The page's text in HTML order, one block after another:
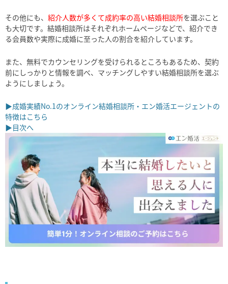
その他にも、 紹介人数が多くて成約率の高い結婚相談所を選ぶこと
も大切です。結婚相談所はそれぞれホームページなどで、紹介でき
る会員数や実際に成婚に至った人の割合を紹介しています。
また、無料でカウンセリングを受けられるところもあるため、契約
前にしっかりと情報を調べ、マッチングしやすい結婚相談所を選ぶ
ようにしましょう。
▶成婚実績No.1のオンライン結婚相談所・エン婚活エージェントの
特徴はこちら
▶目次へ